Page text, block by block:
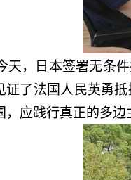
天，日本签署无条
证了法国人民英勇
应践行真正的多边